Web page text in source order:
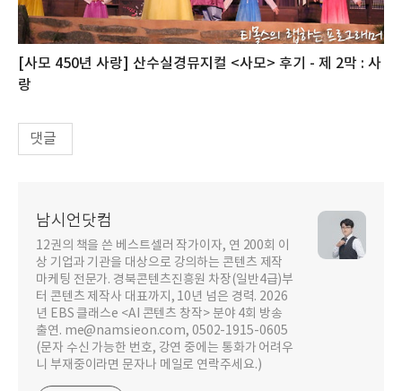
[사모 450년 사랑] 산수실경뮤지컬 <사모> 후기 - 제 2막 : 사
랑
댓글
남시언닷컴
12권의 책을 쓴 베스트셀러 작가이자, 연 200회 이
상 기업과 기관을 대상으로 강의하는 콘텐츠 제작
마케팅 전문가. 경북콘텐츠진흥원 차장(일반4급)부
터 콘텐츠 제작사 대표까지, 10년 넘은 경력. 2026
년 EBS 클래스e <AI 콘텐츠 창작> 분야 4회 방송
출연. me@namsieon.com, 0502-1915-0605
(문자 수신 가능한 번호, 강연 중에는 통화가 어려우
니 부재중이라면 문자나 메일로 연락주세요.)